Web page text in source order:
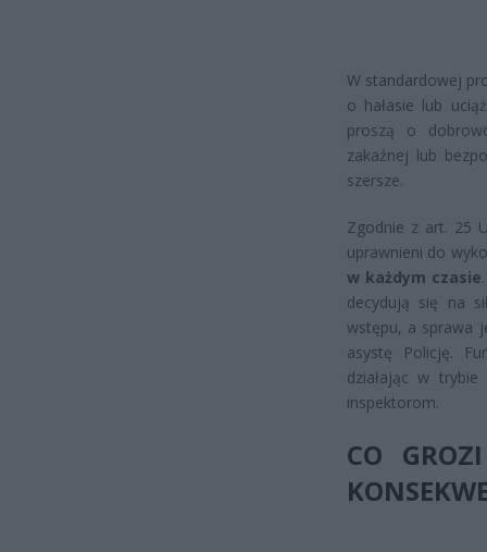
W standardowej
o hałasie lub
proszą o
zakaźnej lub
szersze.
Zgodnie z art. 25
uprawnieni do
w każdym czasie
decydują się na
wstępu, a sprawa
asystę Policję.
działając w trybie
inspektorom.
CO